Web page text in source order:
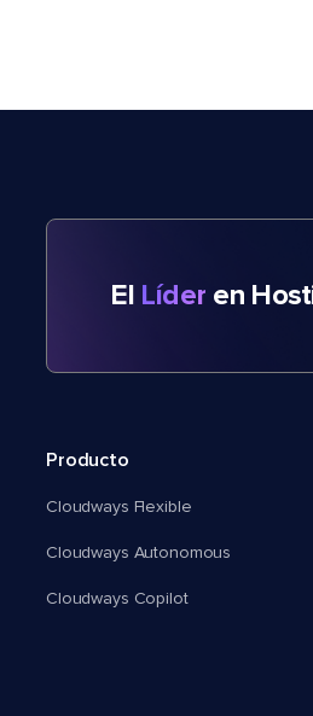
El Líder en
Producto
Cloudways Flexible
Cloudways Autonomous
Cloudways Copilot